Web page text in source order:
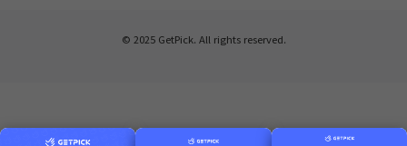
© 2025 GetPick. All rights reserved.